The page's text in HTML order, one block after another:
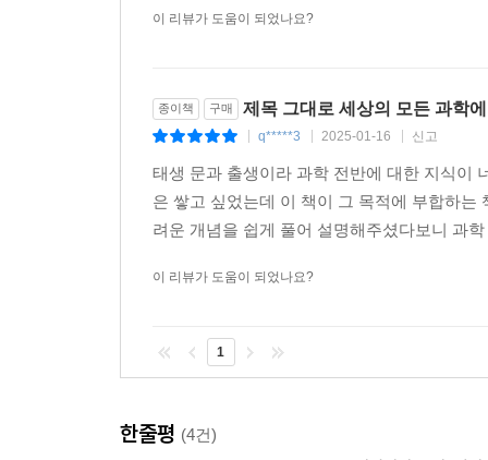
를 설명하기 위해 반중력을 집어넣어 수식을 복
디로 갈지 알려면 페달 밟는 속도, 핸들의 방향,
용했을 때 우주가 어떻게 굴러갈지 알아내기에 더
프리드만은 상대성이론에서 우주가 어떻게 굴러
양, 세 번째는 물질들 사이의 반중력이었습니다.
양인데 물질들이 많으면 끌어당기는 힘, 즉 중력
종이책 구매 제목 그대로 세상의 모든 과학
| q*****3 | 2025-01-16 | 신고
태생 문과 출생이라 과학 전반에 대한 지식이
은 쌓고 싶었는데 이 책이 그 목적에 부합하
1